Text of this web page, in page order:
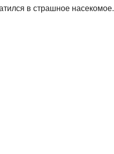
в страшное насекомое.